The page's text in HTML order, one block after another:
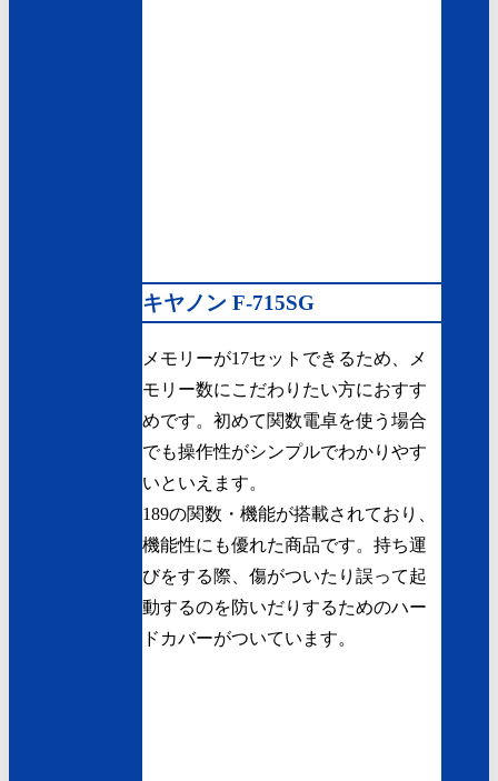
キヤノン F-715SG
メモリーが17セットできるため、メ
モリー数にこだわりたい方におすす
めです。初めて関数電卓を使う場合
でも操作性がシンプルでわかりやす
いといえます。
189の関数・機能が搭載されており、
機能性にも優れた商品です。持ち運
びをする際、傷がついたり誤って起
動するのを防いだりするためのハー
ドカバーがついています。